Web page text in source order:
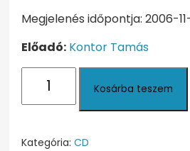
Megjelenés időpontja: 2006-
Előadó: Kontor Tamás
mennyiség
Kosárba teszem
Kategória:CD